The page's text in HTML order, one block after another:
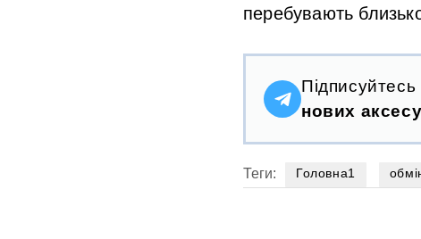
перебувають
нових
Теги: Головна1